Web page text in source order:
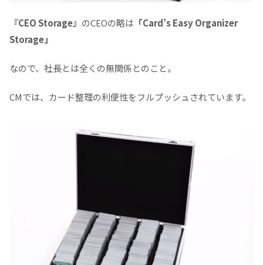
『CEO Storage』 のCEOの略は 「Card’s Easy Organizer
Storage」
なので、社長とは全くの無関係とのこと。
CMでは、カード整理の利便性をフルプッシュされています。